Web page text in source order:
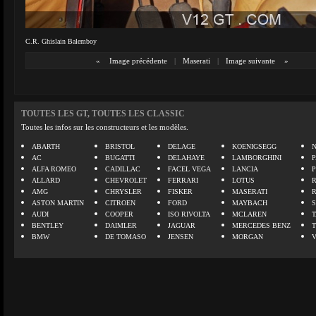
C.R. Ghislain Balemboy
« Image précédente | Maserati | Image suivante »
TOUTES LES GT, TOUTES LES CLASSIC
Toutes les infos sur les constructeurs et les modèles.
ABARTH
AC
ALFA ROMEO
ALLARD
AMG
ASTON MARTIN
AUDI
BENTLEY
BMW
BRISTOL
BUGATTI
CADILLAC
CHEVROLET
CHRYSLER
CITROEN
COOPER
DAIMLER
DE TOMASO
DELAGE
DELAHAYE
FACEL VEGA
FERRARI
FISKER
FORD
ISO RIVOLTA
JAGUAR
JENSEN
KOENIGSEGG
LAMBORGHINI
LANCIA
LOTUS
MASERATI
MAYBACH
MCLAREN
MERCEDES BENZ
MORGAN